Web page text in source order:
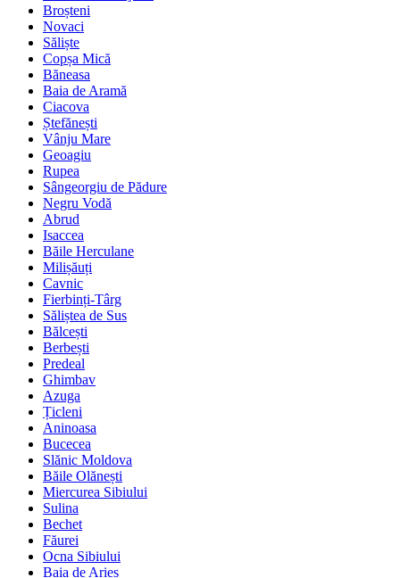
Broșteni
Novaci
Săliște
Copșa Mică
Băneasa
Baia de Aramă
Ciacova
Ștefănești
Vânju Mare
Geoagiu
Rupea
Sângeorgiu de Pădure
Negru Vodă
Abrud
Isaccea
Băile Herculane
Milișăuți
Cavnic
Fierbinți-Târg
Săliștea de Sus
Bălcești
Berbești
Predeal
Ghimbav
Azuga
Țicleni
Aninoasa
Bucecea
Slănic Moldova
Băile Olănești
Miercurea Sibiului
Sulina
Bechet
Făurei
Ocna Sibiului
Baia de Arieș